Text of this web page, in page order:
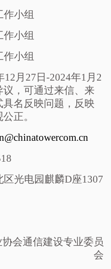
作小组
作小组
作小组
12月27日-2024年1月2
，可通过来信、来
名反映问题，反映
正。
@chinatowercom.cn
区光电园麒麟D座1307
会通信建设专业委员
会